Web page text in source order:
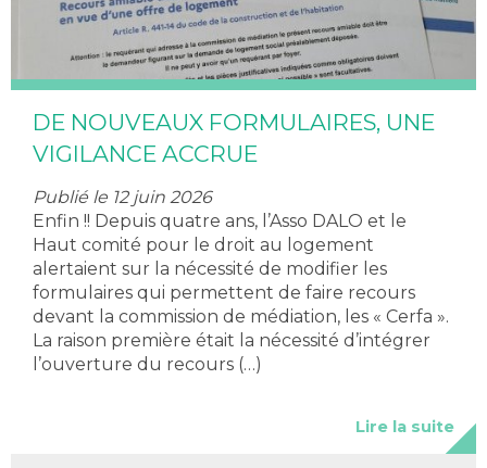
DE NOUVEAUX FORMULAIRES, UNE
VIGILANCE ACCRUE
Publié le 12 juin 2026
Enfin !! Depuis quatre ans, l’Asso DALO et le
Haut comité pour le droit au logement
alertaient sur la nécessité de modifier les
formulaires qui permettent de faire recours
devant la commission de médiation, les « Cerfa ».
La raison première était la nécessité d’intégrer
l’ouverture du recours (…)
Lire la suite